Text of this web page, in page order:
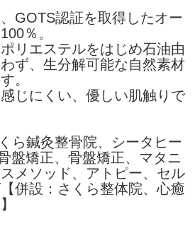
GOTS認証を取得したオー
％。
リエステルをはじめ石油由
ず、生分解可能な自然素材
。
じにくい、優しい肌触りで